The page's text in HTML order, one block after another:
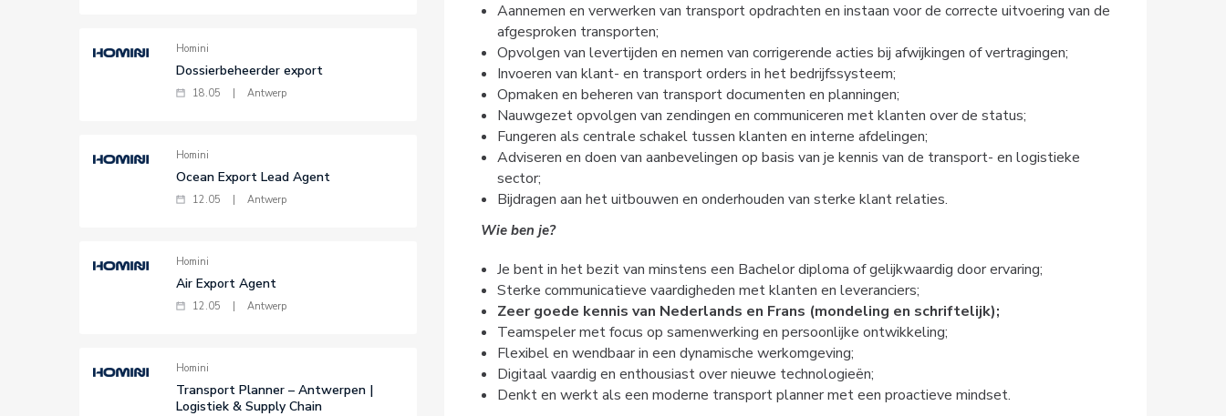
Homini
Dossierbeheerder export
18.05 Antwerp
Homini
Ocean Export Lead Agent
12.05 Antwerp
Homini
Air Export Agent
12.05 Antwerp
Homini
Transport Planner – Antwerpen |
Logistiek & Supply Chain
Aannemen en verwerken van transport opdrachten en instaan voor de correcte uitvoering van de
afgesproken transporten;
Opvolgen van levertijden en nemen van corrigerende acties bij afwijkingen of vertragingen;
Invoeren van klant- en transport orders in het bedrijfssysteem;
Opmaken en beheren van transport documenten en planningen;
Nauwgezet opvolgen van zendingen en communiceren met klanten over de status;
Fungeren als centrale schakel tussen klanten en interne afdelingen;
Adviseren en doen van aanbevelingen op basis van je kennis van de transport- en logistieke
sector;
Bijdragen aan het uitbouwen en onderhouden van sterke klant relaties.
Wie ben je?
Je bent in het bezit van minstens een Bachelor diploma of gelijkwaardig door ervaring;
Sterke communicatieve vaardigheden met klanten en leveranciers;
Zeer goede kennis van Nederlands en Frans (mondeling en schriftelijk);
Teamspeler met focus op samenwerking en persoonlijke ontwikkeling;
Flexibel en wendbaar in een dynamische werkomgeving;
Digitaal vaardig en enthousiast over nieuwe technologieën;
Denkt en werkt als een moderne transport planner met een proactieve mindset.